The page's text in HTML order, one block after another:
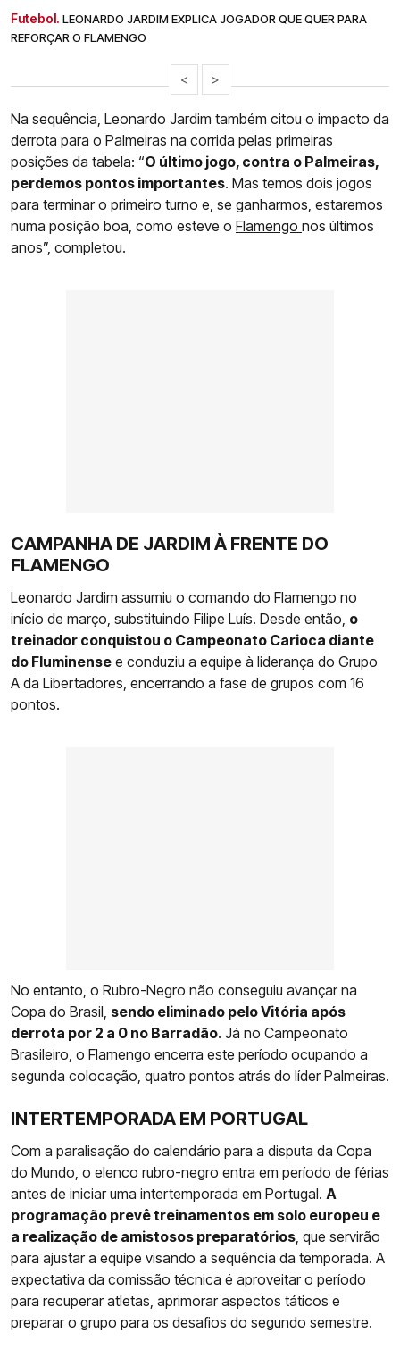
Futebol. LEONARDO JARDIM EXPLICA JOGADOR QUE QUER PARA
REFORÇAR O FLAMENGO
< >
Na sequência, Leonardo Jardim também citou o impacto da
derrota para o Palmeiras na corrida pelas primeiras
posições da tabela: “O último jogo, contra o Palmeiras,
perdemos pontos importantes. Mas temos dois jogos
para terminar o primeiro turno e, se ganharmos, estaremos
numa posição boa, como esteve o Flamengo nos últimos
anos”, completou.
CAMPANHA DE JARDIM À FRENTE DO
FLAMENGO
Leonardo Jardim assumiu o comando do Flamengo no
início de março, substituindo Filipe Luís. Desde então, o
treinador conquistou o Campeonato Carioca diante
do Fluminense e conduziu a equipe à liderança do Grupo
A da Libertadores, encerrando a fase de grupos com 16
pontos.
No entanto, o Rubro-Negro não conseguiu avançar na
Copa do Brasil, sendo eliminado pelo Vitória após
derrota por 2 a 0 no Barradão. Já no Campeonato
Brasileiro, o Flamengo encerra este período ocupando a
segunda colocação, quatro pontos atrás do líder Palmeiras.
INTERTEMPORADA EM PORTUGAL
Com a paralisação do calendário para a disputa da Copa
do Mundo, o elenco rubro-negro entra em período de férias
antes de iniciar uma intertemporada em Portugal. A
programação prevê treinamentos em solo europeu e
a realização de amistosos preparatórios , que servirão
para ajustar a equipe visando a sequência da temporada. A
expectativa da comissão técnica é aproveitar o período
para recuperar atletas, aprimorar aspectos táticos e
preparar o grupo para os desafios do segundo semestre.